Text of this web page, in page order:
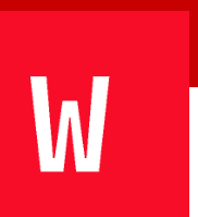
تاریخ انتشار: